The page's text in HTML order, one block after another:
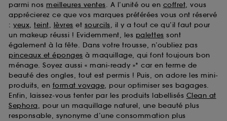
parmi nos meilleures ventes. A l’unité ou en coffret, vous
apprécierez ce que vos marques préférées vous ont réservé
: yeux, teint, lèvres et sourcils, il y a tout ce qu’il faut pour
un makeup réussi ! Evidemment, les palettes sont
également à la fête. Dans votre trousse, n’oubliez pas
pinceaux et éponges à maquillage, qui font toujours bon
ménage. Soyez aussi « mani-ready »* car en terme de
beauté des ongles, tout est permis ! Puis, on adore les mini-
produits, en format voyage, pour optimiser ses bagages.
Enfin, laissez-vous tenter par les produits labellisés Clean at
Sephora, pour un maquillage naturel, une beauté plus
responsable, synonyme d’une consommation plus